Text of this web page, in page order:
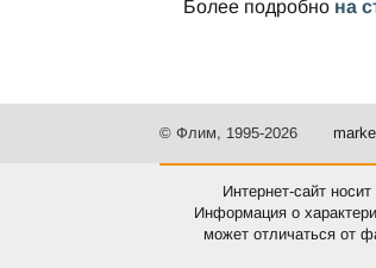
Более подробно на
© Флим, 1995-2026
Интернет-сайт
Информация о
может отличаться от